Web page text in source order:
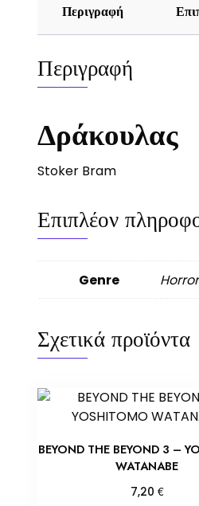
Περιγραφή
Περιγραφή
Δράκουλας
Stoker Bram
Επιπλέον
Genre
Σχετικά προϊόντα
BEYOND THE BEYOND 3 –
WATANABE
7,20 €